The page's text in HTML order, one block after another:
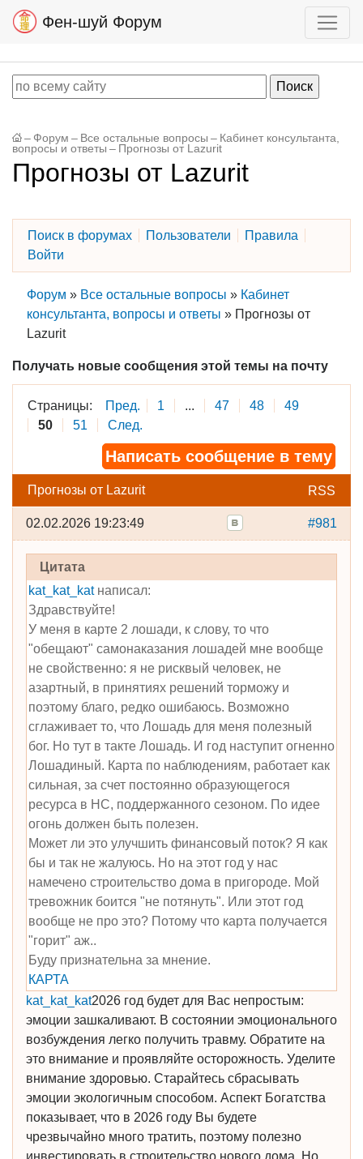
Фен-шуй Форум
– Форум – Все остальные вопросы – Кабинет консультанта,
вопросы и ответы – Прогнозы от Lazurit
Прогнозы от Lazurit
Поиск в форумах Пользователи
Правила
Войти
Форум » Все остальные вопросы » Кабинет
консультанта, вопросы и ответы » Прогнозы от
Lazurit
Получать новые сообщения этой темы на почту
Страницы: Пред. 1 ... 47 48
49
50
51 След.
Написать сообщение в тему
RSS
Прогнозы от Lazurit
#981
02.02.2026 19:23:49
Цитата
kat_kat_katнаписал:
Здравствуйте!
У меня в карте 2 лошади, к слову, то что
"обещают" самонаказания лошадей мне вообще
не свойственно: я не рисквый человек, не
азартный, в принятиях решений торможу и
поэтому благо, редко ошибаюсь. Возможно
сглаживает то, что Лошадь для меня полезный
бог. Но тут в такте Лошадь. И год наступит огненно
Лошадиный. Карта по наблюдениям, работает как
сильная, за счет постоянно образующегося
ресурса в НС, поддержанного сезоном. По идее
огонь должен быть полезен.
Может ли это улучшить финансовый поток? Я как
бы и так не жалуюсь. Но на этот год у нас
намечено строительство дома в пригороде. Мой
тревожник боится "не потянуть". Или этот год
вообще не про это? Потому что карта получается
"горит" аж..
Буду признательна за мнение.
КАРТА
kat_kat_kat2026 год будет для Вас непростым:
эмоции зашкаливают. В состоянии эмоционального
возбуждения легко получить травму. Обратите на
это внимание и проявляйте осторожность. Уделите
внимание здоровью. Старайтесь сбрасывать
эмоции экологичным способом. Аспект Богатства
показывает, что в 2026 году Вы будете
чрезвычайно много тратить, поэтому полезно
инвестировать в строительство нового дома. Но